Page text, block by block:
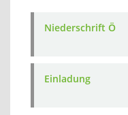
Niederschrift Ö
Einladung